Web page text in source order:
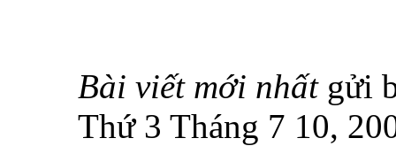
Bài viết mới nhất gửi
Thứ 3 Tháng 7 10,